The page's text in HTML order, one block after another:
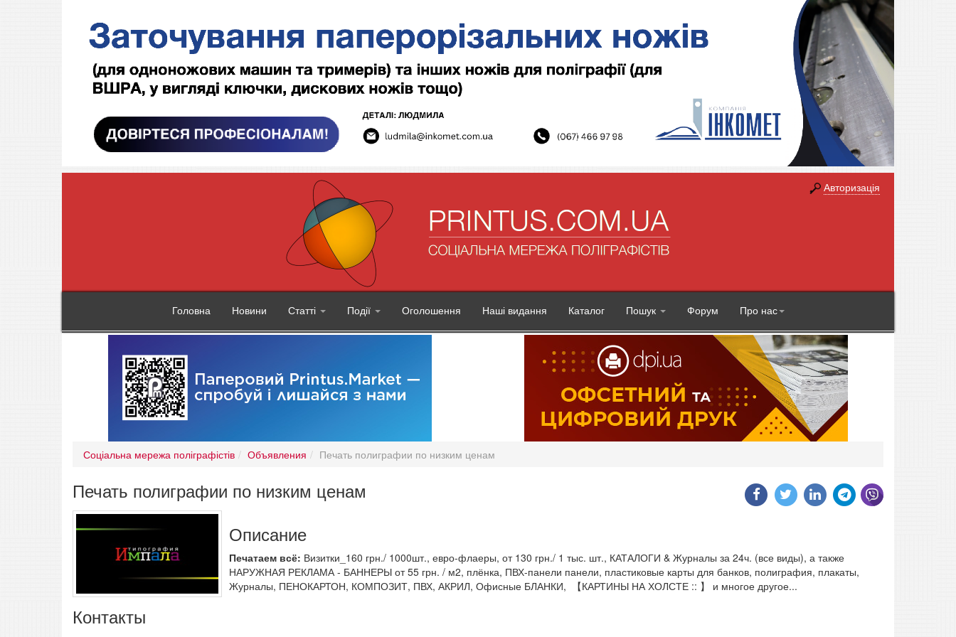
Авторизація
Головна Новини Статті Події Оголошення Наші видання Каталог Пошук Форум Про нас
Соціальна мережа поліграфістів Объявления Печать полиграфии по низким ценам
Печать полиграфии по низким ценам
Описание
Печатаем всё: Визитки_160 грн./ 1000шт., евро-флаеры, от 130 грн./ 1 тыс. шт., КАТАЛОГИ & Журналы за 24ч. (все виды), а также
НАРУЖНАЯ РЕКЛАМА - БАННЕРЫ от 55 грн. / м2, плёнка, ПВХ-панели панели, пластиковые карты для банков, полиграфия, плакаты,
Журналы, ПЕНОКАРТОН, КОМПОЗИТ, ПВХ, АКРИЛ, Офисные БЛАНКИ, 【КАРТИНЫ НА ХОЛСТЕ :: 】 и многое другое...
Контакты